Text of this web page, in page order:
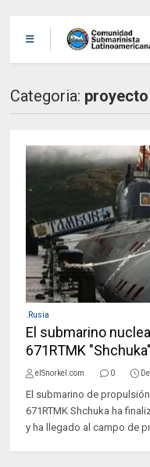
Categoria: proyecto
.Rusia
El submarino
671RTMK
elSnorkel.com 0
El submarino de
671RTMK Shchuka ha
y ha llegado al campo de